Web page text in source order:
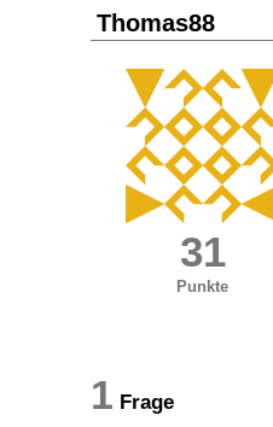
Thomas88
31
Punkte
1 Frage